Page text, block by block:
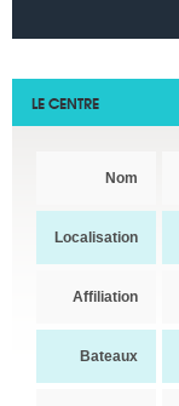
LE CENTRE
Nom
Localisation
Affiliation
Bateaux